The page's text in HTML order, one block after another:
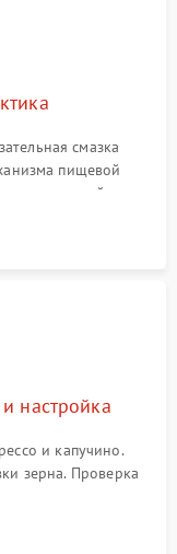
смазка
пищевой
программной
масел.
настройка
и капучино.
зерна. Проверка
напитка и
посторонних